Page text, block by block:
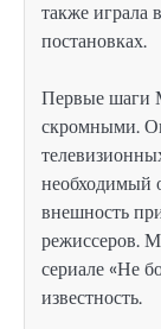
также играла
постановках.
Первые шаги
скромными.
необходимый
внешность
режиссеров.
сериале «Не
известность.